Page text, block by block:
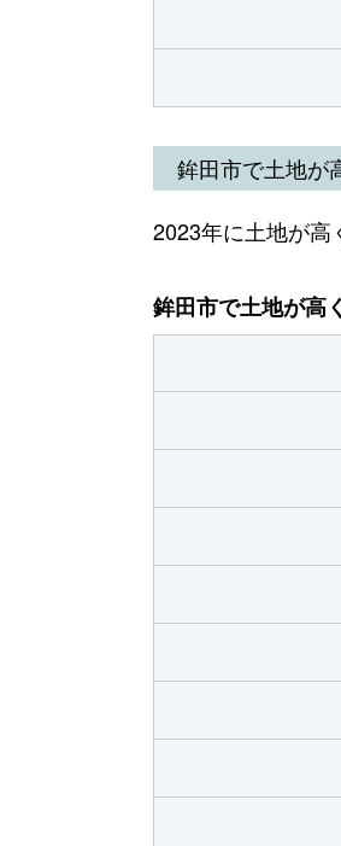
鉾田市で土地が
2023年に土地が高
鉾田市で土地が高